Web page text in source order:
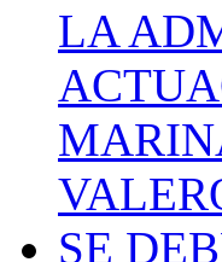
LA
SE